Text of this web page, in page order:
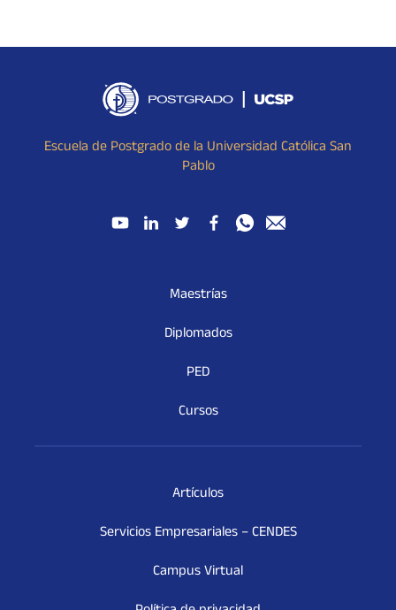
Escuela de Postgrado de la Universidad Católica San
Pablo
Maestrías
Diplomados
PED
Cursos
Artículos
Servicios Empresariales – CENDES
Campus Virtual